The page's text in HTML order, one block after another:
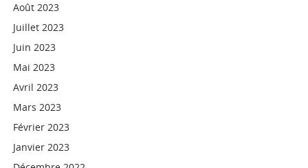
Août 2023
Juillet 2023
Juin 2023
Mai 2023
Avril 2023
Mars 2023
Février 2023
Janvier 2023